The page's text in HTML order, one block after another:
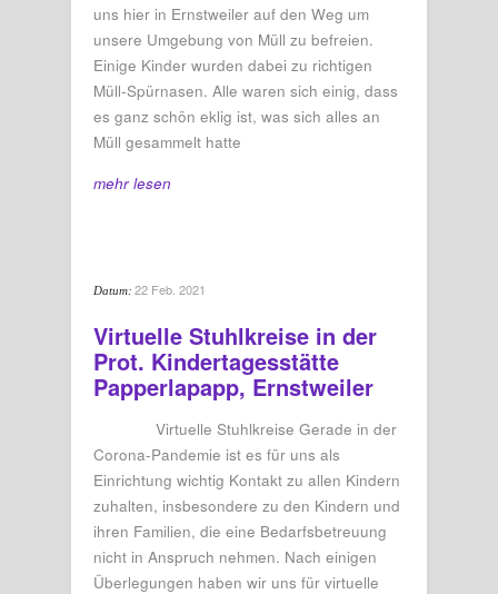
uns hier in Ernstweiler auf den Weg um
unsere Umgebung von Müll zu befreien.
Einige Kinder wurden dabei zu richtigen
Müll-Spürnasen. Alle waren sich einig, dass
es ganz schön eklig ist, was sich alles an
Müll gesammelt hatte
mehr lesen
Datum: 22 Feb. 2021
Virtuelle Stuhlkreise in der
Prot. Kindertagesstätte
Papperlapapp, Ernstweiler
Virtuelle Stuhlkreise Gerade in der
Corona-Pandemie ist es für uns als
Einrichtung wichtig Kontakt zu allen Kindern
zuhalten, insbesondere zu den Kindern und
ihren Familien, die eine Bedarfsbetreuung
nicht in Anspruch nehmen. Nach einigen
Überlegungen haben wir uns für virtuelle